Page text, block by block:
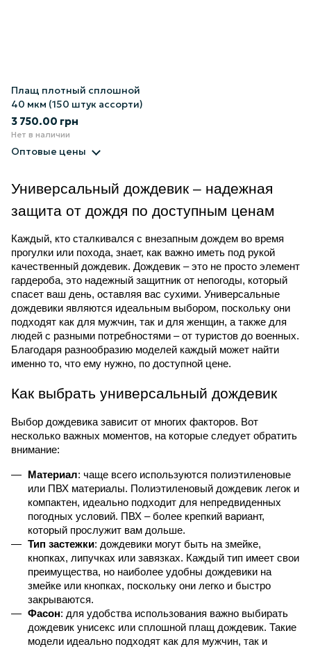
Плащ плотный сплошной
40 мкм (150 штук ассорти)
3 750.00 грн
Нет в наличии
Оптовые цены
Универсальный дождевик – надежная
защита от дождя по доступным ценам
Каждый, кто сталкивался с внезапным дождем во время
прогулки или похода, знает, как важно иметь под рукой
качественный дождевик. Дождевик – это не просто элемент
гардероба, это надежный защитник от непогоды, который
спасет ваш день, оставляя вас сухими. Универсальные
дождевики являются идеальным выбором, поскольку они
подходят как для мужчин, так и для женщин, а также для
людей с разными потребностями – от туристов до военных.
Благодаря разнообразию моделей каждый может найти
именно то, что ему нужно, по доступной цене.
Как выбрать универсальный дождевик
Выбор дождевика зависит от многих факторов. Вот
несколько важных моментов, на которые следует обратить
внимание:
Материал: чаще всего используются полиэтиленовые
или ПВХ материалы. Полиэтиленовый дождевик легок и
компактен, идеально подходит для непредвиденных
погодных условий. ПВХ – более крепкий вариант,
который прослужит вам дольше.
Тип застежки: дождевики могут быть на змейке,
кнопках, липучках или завязках. Каждый тип имеет свои
преимущества, но наиболее удобны дождевики на
змейке или кнопках, поскольку они легко и быстро
закрываются.
Фасон: для удобства использования важно выбирать
дождевик унисекс или сплошной плащ дождевик. Такие
модели идеально подходят как для мужчин, так и